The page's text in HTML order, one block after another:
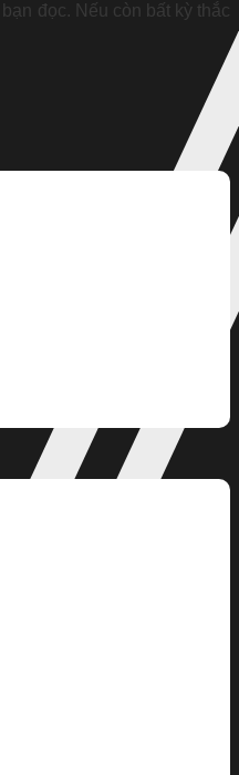
đọc. Nếu còn bất kỳ thắc